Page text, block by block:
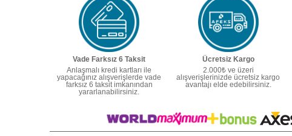
Vade Farksız 6 Taksit
Anlaşmalı kredi kartları ile
yapacağınız alışverişlerde vade
farksız 6 taksit imkanından
yararlanabilirsiniz.
Ücretsiz Kargo
2.000₺ ve üzeri
alışverişlerinizde ücretsiz kargo
avantajı elde edebilirsiniz.